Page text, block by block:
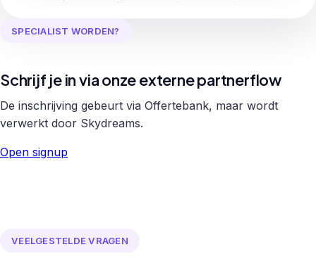
SPECIALIST WORDEN?
Schrijf je in via onze externe partnerflow
De inschrijving gebeurt via Offertebank, maar wordt
verwerkt door Skydreams.
Open signup
VEELGESTELDE VRAGEN